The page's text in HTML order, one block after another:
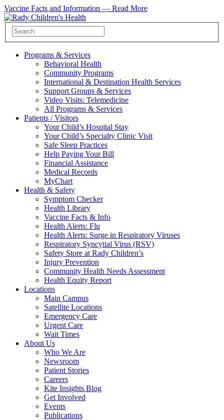
Vaccine Facts and Information — Read More
Programs & Services
Behavioral Health
Community Programs
International & Destination Health Services
Support Groups & Services
Video Visits: Telemedicine
All Programs & Services
Patients / Visitors
Your Child’s Hospital Stay
Your Child’s Specialty Clinic Visit
Safe Sleep Practices
Help Paying Your Bill
Financial Assistance
Medical Records
MyChart
Health & Safety
Symptom Checker
Health Library
Vaccine Facts & Info
Health Alerts: Flu
Health Alerts: Surge in Respiratory Viruses
Respiratory Syncytial Virus (RSV)
Safety Store at Rady Children’s
Injury Prevention
Community Health Needs Assessment
Health Equity Report
Locations
Main Campus
Satellite Locations
Emergency Care
Urgent Care
Wait Times
About Us
Who We Are
Newsroom
Patient Stories
Careers
Kite Insights Blog
Get Involved
Events
Publications